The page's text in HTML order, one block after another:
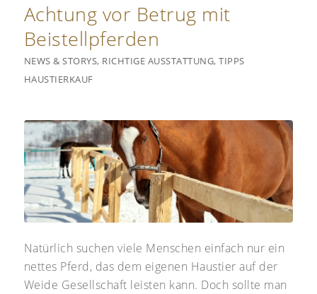
Achtung vor Betrug mit
Beistellpferden
NEWS & STORYS, RICHTIGE AUSSTATTUNG,TIPPS
HAUSTIERKAUF
Natürlich suchen viele Menschen einfach nur ein
nettes Pferd, das dem eigenen Haustier auf der
Weide Gesellschaft leisten kann. Doch sollte man